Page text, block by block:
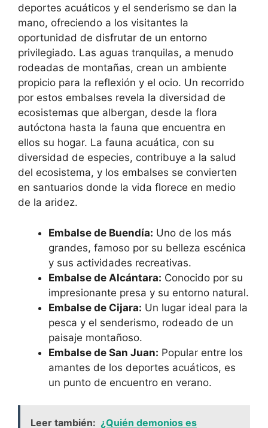
deportes acuáticos y el senderismo se dan la
mano, ofreciendo a los visitantes la
oportunidad de disfrutar de un entorno
privilegiado. Las aguas tranquilas, a menudo
rodeadas de montañas, crean un ambiente
propicio para la reflexión y el ocio. Un recorrido
por estos embalses revela la diversidad de
ecosistemas que albergan, desde la flora
autóctona hasta la fauna que encuentra en
ellos su hogar. La fauna acuática, con su
diversidad de especies, contribuye a la salud
del ecosistema, y los embalses se convierten
en santuarios donde la vida florece en medio
de la aridez.
Embalse de Buendía: Uno de los más
grandes, famoso por su belleza escénica
y sus actividades recreativas.
Embalse de Alcántara: Conocido por su
impresionante presa y su entorno natural.
Embalse de Cijara: Un lugar ideal para la
pesca y el senderismo, rodeado de un
paisaje montañoso.
Embalse de San Juan: Popular entre los
amantes de los deportes acuáticos, es
un punto de encuentro en verano.
Leer también: ¿Quién demonios es